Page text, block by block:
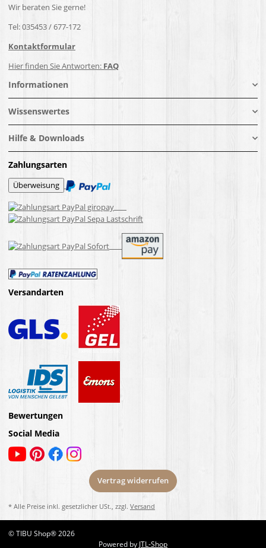
Wir beraten Sie gerne!
Tel: 035453 / 677-172
Kontaktformular
Hier finden Sie Antworten: FAQ
Informationen
Wissenswertes
Hilfe & Downloads
Zahlungsarten
Versandarten
Bewertungen
Social Media
Vertrag widerrufen
* Alle Preise inkl. gesetzlicher USt., zzgl. Versand
© TIBU Shop® 2026
Powered by JTL-Shop